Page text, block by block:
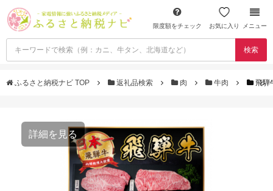
限度額をチェック お気に入り メニュー
検索
ふるさと納税ナビ TOP 返礼品検索 肉 牛肉 飛騨
詳細を見る